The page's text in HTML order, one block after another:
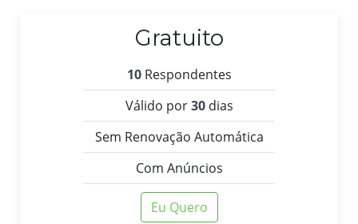
Gratuito
10Respondentes
Válido por30dias
Sem Renovação Automática
Com Anúncios
Eu Quero